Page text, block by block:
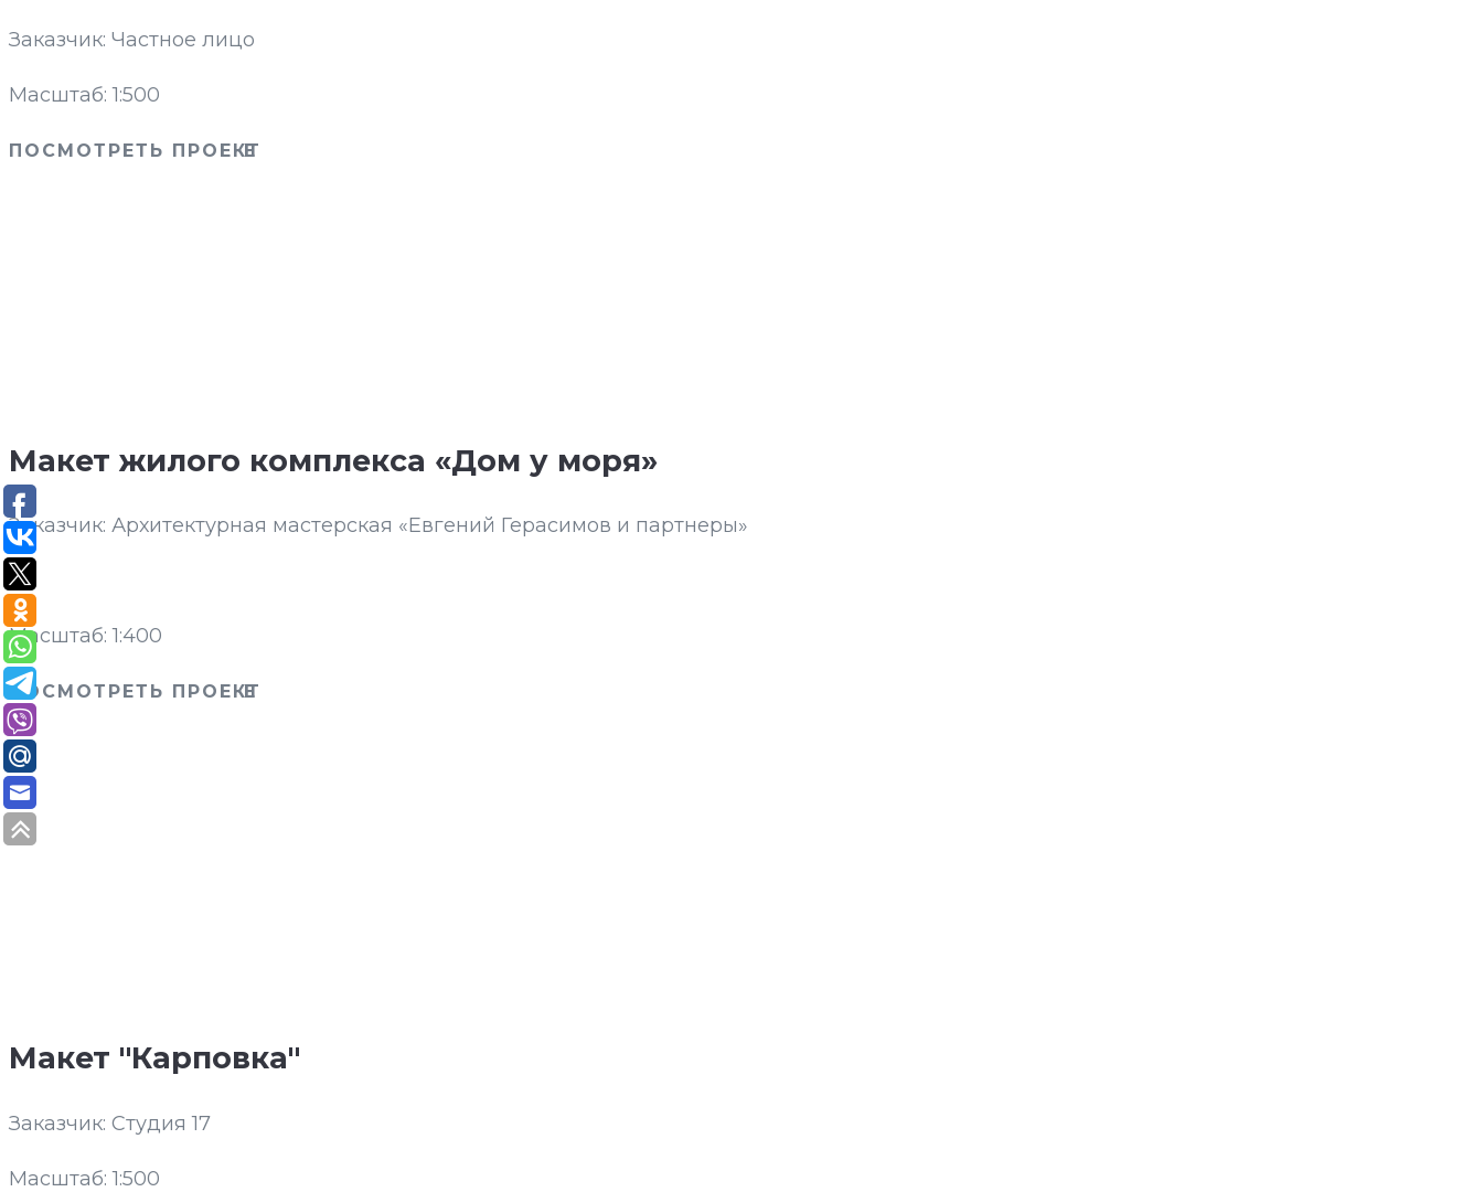
Заказчик: Частное лицо
Масштаб:1:500
ПОСМОТРЕТЬ ПРОЕКТ
Макет жилого комплекса «Дом у моря»
Заказчик: Архитектурная мастерская «Евгений Герасимов и партнеры»
Масштаб: 1:400
ПОСМОТРЕТЬ ПРОЕКТ
Макет "Карповка"
Заказчик: Студия 17
Масштаб: 1:500